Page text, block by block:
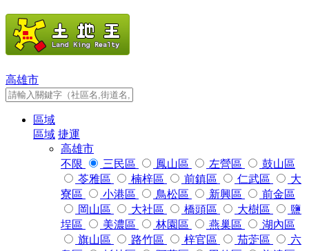
高雄市
區域
區域 捷運
高雄市
不限
三民區 鳳山區 左營區
鼓山區
苓雅區
楠梓區 前鎮區 仁武區
大
寮區
小港區 鳥松區 新興區
前金區
岡山區
大社區 橋頭區 大樹區
鹽
埕區
美濃區 林園區 燕巢區
湖內區
旗山區
路竹區 梓官區 茄萣區
六